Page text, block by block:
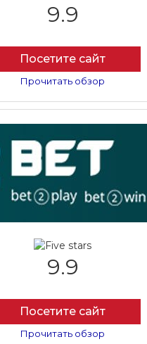
9.9
Посетите сайт
Прочитать обзор
9.9
Посетите сайт
Прочитать обзор